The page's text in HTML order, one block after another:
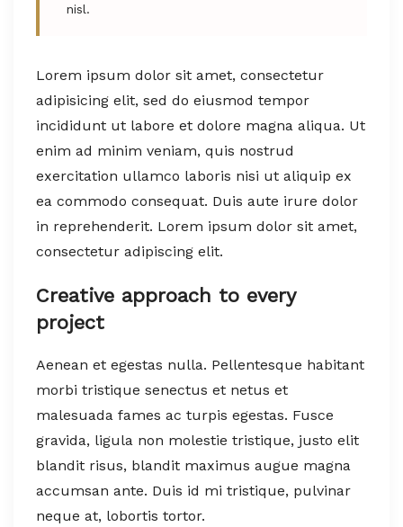
nisl.
Lorem ipsum dolor sit amet, consectetur
adipisicing elit, sed do eiusmod tempor
incididunt ut labore et dolore magna aliqua. Ut
enim ad minim veniam, quis nostrud
exercitation ullamco laboris nisi ut aliquip ex
ea commodo consequat. Duis aute irure dolor
in reprehenderit. Lorem ipsum dolor sit amet,
consectetur adipiscing elit.
Creative approach to every
project
Aenean et egestas nulla. Pellentesque habitant
morbi tristique senectus et netus et
malesuada fames ac turpis egestas. Fusce
gravida, ligula non molestie tristique, justo elit
blandit risus, blandit maximus augue magna
accumsan ante. Duis id mi tristique, pulvinar
neque at, lobortis tortor.